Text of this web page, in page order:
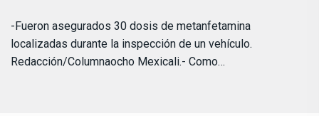
-Fueron asegurados 30 dosis de metanfetamina
localizadas durante la inspección de un vehículo.
Redacción/Columnaocho Mexicali.- Como…